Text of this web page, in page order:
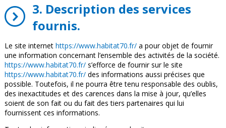
3. Description des services
fournis.
Le site internet https://www.habitat70.fr/a pour objet de fournir
une information concernant l’ensemble des activités de la société.
https://www.habitat70.fr/s’efforce de fournir sur le site
https://www.habitat70.fr/des informations aussi précises que
possible. Toutefois, il ne pourra être tenu responsable des oublis,
des inexactitudes et des carences dans la mise à jour, qu’elles
soient de son fait ou du fait des tiers partenaires qui lui
fournissent ces informations.